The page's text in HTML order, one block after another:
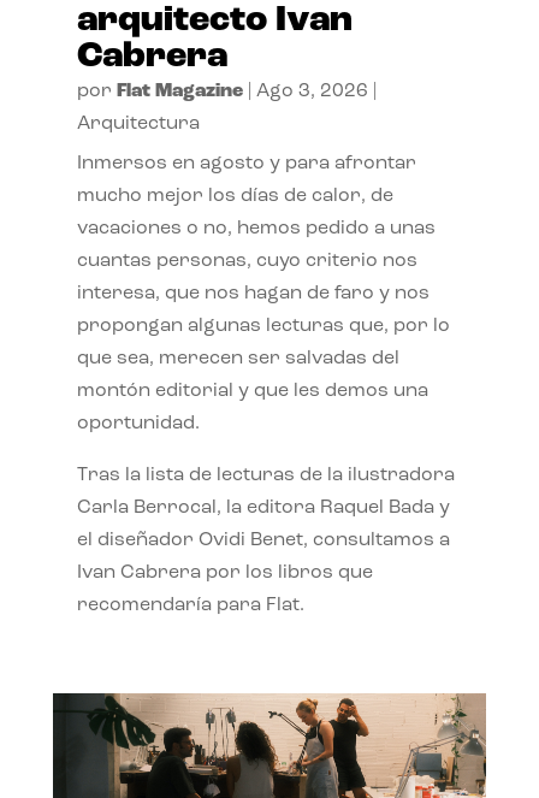
arquitecto Ivan
Cabrera
por Flat Magazine| Ago 3, 2026
Arquitectura
Inmersos en agosto y para afrontar
mucho mejor los días de calor, de
vacaciones o no, hemos pedido a unas
cuantas personas, cuyo criterio nos
interesa, que nos hagan de faro y nos
propongan algunas lecturas que, por lo
que sea, merecen ser salvadas del
montón editorial y que les demos una
oportunidad.
Tras la lista de lecturas de la ilustradora
Carla Berrocal, la editora Raquel Bada y
el diseñador Ovidi Benet, consultamos a
Ivan Cabrera por los libros que
recomendaría para Flat.